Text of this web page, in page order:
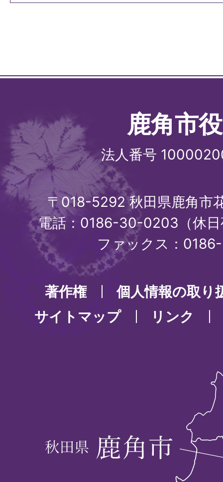
鹿角市
法人番号
〒018-5292 秋田県鹿角市
電話：0186-30-0203（休
ファックス：
著作権
個人情報の取り
サイトマップ
リンク